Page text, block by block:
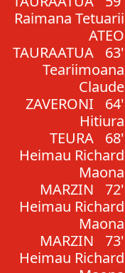
Raimana Tetuarii
ATEO
TAURAATUA
63'
Teariimoana
Claude
ZAVERONI
64'
Hitiura
TEURA
68'
Heimau Richard
Maona
MARZIN
72'
Heimau Richard
Maona
MARZIN
73'
Heimau Richard